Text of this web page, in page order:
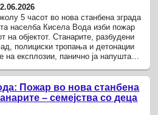
5 часот во нова станбена зграда
населба Кисела Вода изби пожар
на објектот. Станарите, разбудени
полициски тропања и детонации
на експлозии, панично ја напуштале
Пожар во нова станбена
– семејства со деца